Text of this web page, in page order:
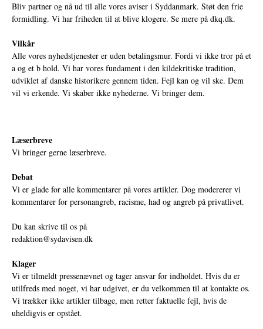
Bliv partner og nå ud til alle vores aviser i Syddanmark. Støt den frie
formidling. Vi har friheden til at blive klogere. Se mere på dkq.dk.
Vilkår
Alle vores nyhedstjenester er uden betalingsmur. Fordi vi ikke tror på et
a og et b hold. Vi har vores fundament i den kildekritiske tradition,
udviklet af danske historikere gennem tiden. Fejl kan og vil ske. Dem
vil vi erkende. Vi skaber ikke nyhederne. Vi bringer dem.
Læserbreve
Vi bringer gerne læserbreve.
Debat
Vi er glade for alle kommentarer på vores artikler. Dog modererer vi
kommentarer for personangreb, racisme, had og angreb på privatlivet.
Du kan skrive til os på
redaktion@sydavisen.dk
Klager
Vi er tilmeldt pressenævnet og tager ansvar for indholdet. Hvis du er
utilfreds med noget, vi har udgivet, er du velkommen til at kontakte os.
Vi trækker ikke artikler tilbage, men retter faktuelle fejl, hvis de
uheldigvis er opstået.